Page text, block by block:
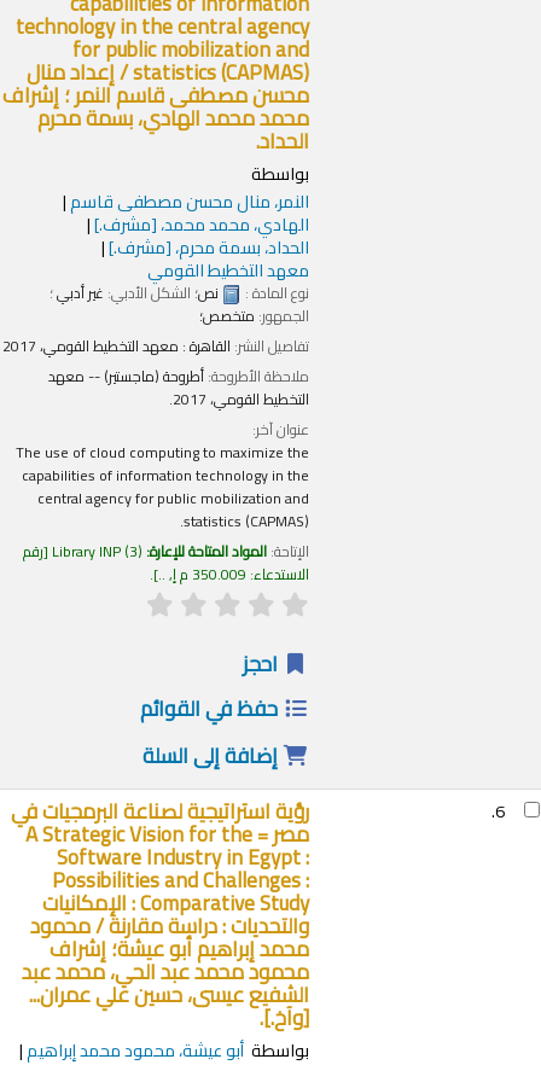
technology in the central agency
for public mobilization and
statistics (CAPMAS) / إعداد منال
محسن مصطفى قاسم النمر ؛ إشراف
محمد محمد الهادي، بسمة محرم
الحداد.
بواسطة
النمر، منال محسن مصطفى قاسم
الهادي، محمد محمد،[مشرف.]
الحداد، بسمة محرم،[مشرف.]
معهد التخطيط القومي
نوع المادة : نص؛ الشكل الأدبي:غير أدبي؛
الجمهور:متخصص؛
تفاصيل النشر:القاهرة :معهد التخطيط القومي،2017
ملاحظة الأطروحة:أطروحة (ماجستير) -- معهد
التخطيط القومي، 2017.
عنوان آخر:
The use of cloud computing to maximize the
capabilities of information technology in the
central agency for public mobilization and
statistics (CAPMAS).
الإتاحة:المواد المتاحة للإعارة: Library INP(3)
رقم
الاستدعاء:350.009 م إ, .. .
احجز
حفظ في القوائم
إضافة إلى السلة
6. رؤية استراتيجية لصناعة البرمجيات في
مصر = A Strategic Vision for the
Software Industry in Egypt :
Possibilities and Challenges :
Comparative Study : الإمكانيات
والتحديات : دراسة مقارنة /محمود
محمد إبراهيم أبو عيشة؛ إشراف
محمود محمد عبد الحي، محمد عبد
الشفيع عيسى، حسين علي عمران...
[وآخ.].
بواسطة أبو عيشة، محمود محمد إبراهيم